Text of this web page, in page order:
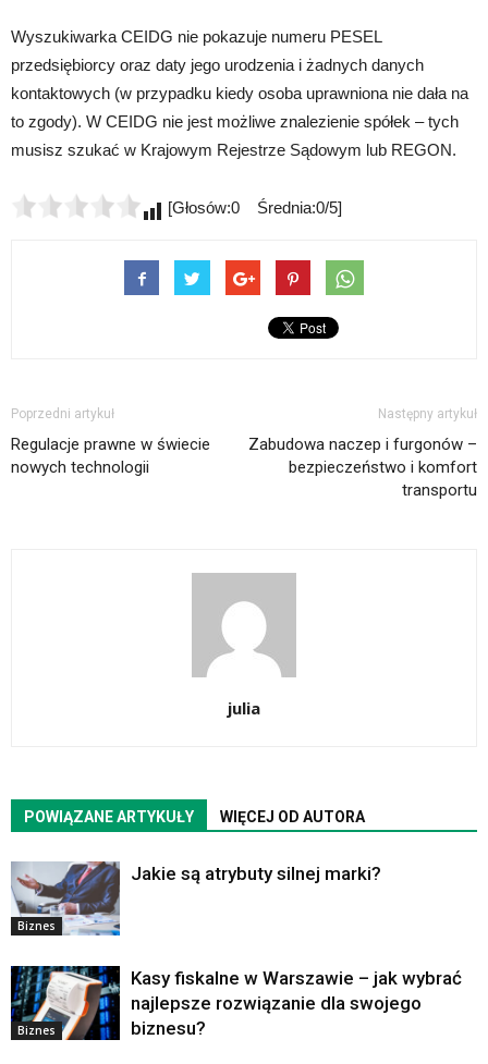
Wyszukiwarka CEIDG nie pokazuje numeru PESEL
przedsiębiorcy oraz daty jego urodzenia i żadnych danych
kontaktowych (w przypadku kiedy osoba uprawniona nie dała na
to zgody). W CEIDG nie jest możliwe znalezienie spółek – tych
musisz szukać w Krajowym Rejestrze Sądowym lub REGON.
[Głosów:0 Średnia:0/5]
Poprzedni artykuł
Regulacje prawne w świecie
nowych technologii
Następny artykuł
Zabudowa naczep i furgonów –
bezpieczeństwo i komfort
transportu
julia
POWIĄZANE ARTYKUŁY WIĘCEJ OD AUTORA
Biznes
Jakie są atrybuty silnej marki?
Biznes
Kasy fiskalne w Warszawie – jak wybrać
najlepsze rozwiązanie dla swojego
biznesu?